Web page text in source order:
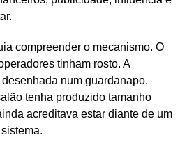
compreender o mecanismo. O
tinham rosto. A
num guardanapo.
tenha produzido tamanho
acreditava estar diante de um